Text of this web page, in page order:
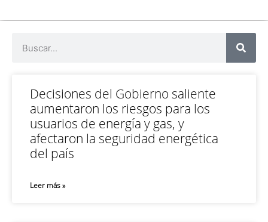
Decisiones del Gobierno saliente
aumentaron los riesgos para los
usuarios de energía y gas, y
afectaron la seguridad energética
del país
Leer más »